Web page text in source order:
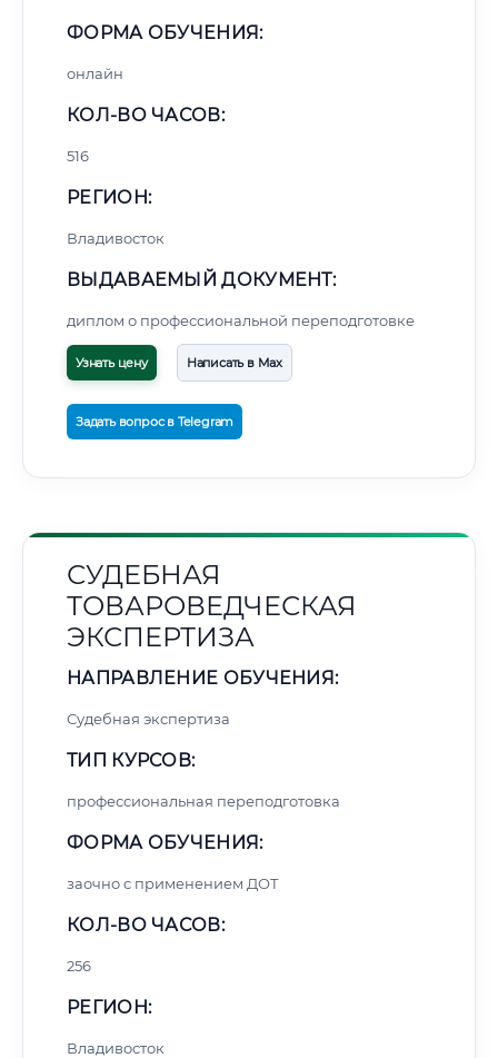
ФОРМА ОБУЧЕНИЯ:
онлайн
КОЛ-ВО ЧАСОВ:
516
РЕГИОН:
Владивосток
ВЫДАВАЕМЫЙ ДОКУМЕНТ:
диплом о профессиональной переподготовке
Узнать цену Написать в Max
Задать вопрос в Telegram
СУДЕБНАЯ
ТОВАРОВЕДЧЕСКАЯ
ЭКСПЕРТИЗА
НАПРАВЛЕНИЕ ОБУЧЕНИЯ:
Судебная экспертиза
ТИП КУРСОВ:
профессиональная переподготовка
ФОРМА ОБУЧЕНИЯ:
заочно с применением ДОТ
КОЛ-ВО ЧАСОВ:
256
РЕГИОН:
Владивосток